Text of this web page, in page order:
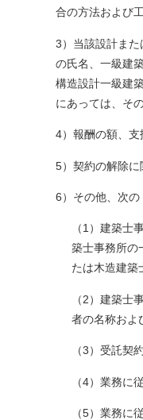
合の方法および
3）当該設計ま
の氏名、一級建
構造設計一級建
にあっては、そ
4）報酬の額、支
5）契約の解除に
6）その他、次
（1）建築士
築士事務所の
たは木造建築
（2）建築士
者の名称およ
（3）受託契
（4）業務に
（5）業務に